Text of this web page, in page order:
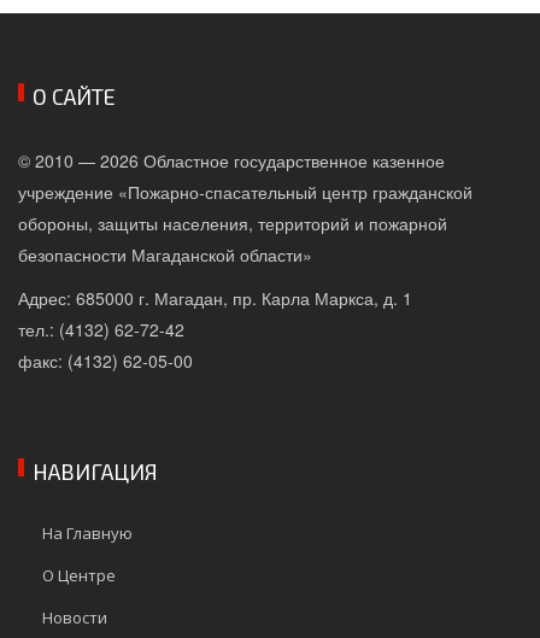
О САЙТЕ
© 2010 — 2026 Областное государственное казенное
учреждение «Пожарно-спасательный центр гражданской
обороны, защиты населения, территорий и пожарной
безопасности Магаданской области»
Адрес: 685000 г. Магадан, пр. Карла Маркса, д. 1
тел.: (4132) 62-72-42
факс: (4132) 62-05-00
НАВИГАЦИЯ
На Главную
О Центре
Новости